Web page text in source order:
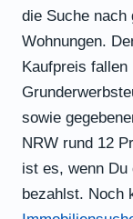
die Suche nach
Wohnungen.
Kaufpreis fallen
sowie
NRW rund 12
ist es, wenn Du
bezahlst. Noch